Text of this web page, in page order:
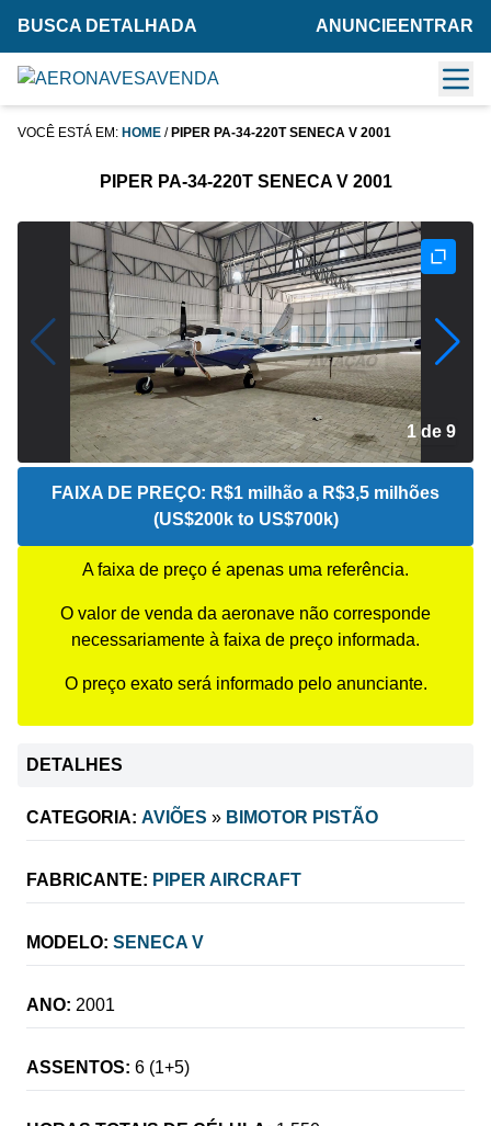
BUSCA DETALHADA ANUNCIE ENTRAR
VOCÊ ESTÁ EM: HOME / PIPER PA-34-220T SENECA V 2001
PIPER PA-34-220T SENECA V 2001
2 de 9
FAIXA DE PREÇO: R$1 milhão a R$3,5 milhões
(US$200k to US$700k)
A faixa de preço é apenas uma referência.
O valor de venda da aeronave não corresponde
necessariamente à faixa de preço informada.
O preço exato será informado pelo anunciante.
DETALHES
CATEGORIA: AVIÕES » BIMOTOR PISTÃO
FABRICANTE: PIPER AIRCRAFT
MODELO: SENECA V
ANO: 2001
ASSENTOS: 6 (1+5)